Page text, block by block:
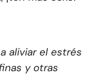
aliviar el estrés
y otras